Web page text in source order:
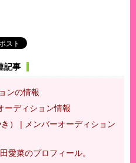
記事
ンの情報
ーディション情報
） | メンバーオーディション
愛菜のプロフィール。